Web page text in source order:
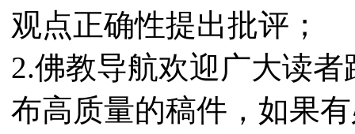
观点正确性提出批评；
2.佛教导航欢迎广大读
布高质量的稿件，如果